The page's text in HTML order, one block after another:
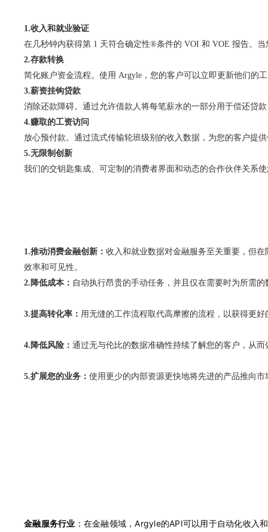
1.收入和就业验证
在几秒钟内获得第 1 天符合确定性®条件的 VOI 和 VOE 报告。
2.存款转换
简化账户资金流程。使用 Argyle，您的客户可以立即更新他们的
3.薪资挂钩贷款
消除还款障碍。通过允许借款人将每笔薪水的一部分用于偿还贷
4.赚取的工资访问
放心预付款。通过流式传输轮班级别的收入数据，为您的客户提
5.无限制创新
我们的交钥匙集成、可定制的消费者界面和动态的合作伙伴关系
1.推动消费金融创新： 收入和就业数据对金融服务至关重要，但
效率和可见性。
2.降低成本： 自动执行昂贵的手动任务，并且仅在需要时为所需的
3.提高转化率： 用无缝的工作流程取代高摩擦的流程，以获得更好
4.降低风险： 通过无与伦比的数据准确性持续了解您的客户，从
5.扩展您的业务： 使用更少的内部资源更快地将先进的产品推向市
金融服务行业 ：在金融领域，Argyle的API可以用于自动化收入